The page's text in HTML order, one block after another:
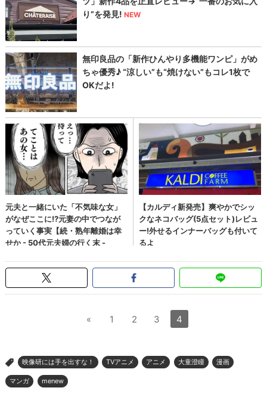
« 1 2 3 4
> 映像研には手を出すな！ TVアニメ アニメ 大童澄瞳 漫画
マンガ menew